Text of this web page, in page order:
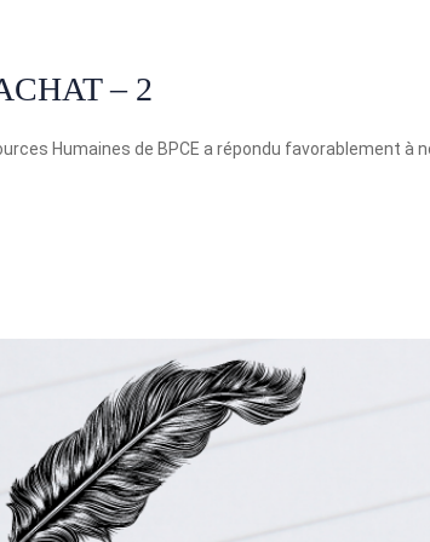
– 2
Humaines de BPCE a répondu favorablement à